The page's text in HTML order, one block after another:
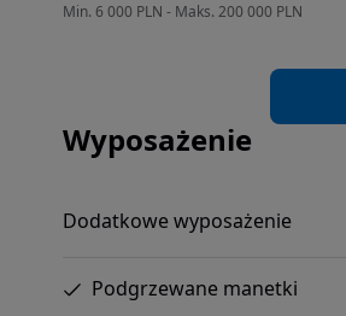
Min. 6 000 PLN - Maks. 200 000 PLN
Wyposażenie
Dodatkowe wyposażenie
Podgrzewane manetki